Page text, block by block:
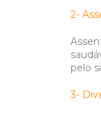
2-
pelo
3-